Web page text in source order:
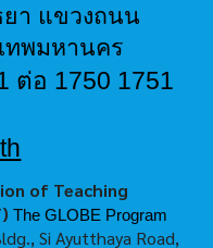
า แขวงถนน
ทพมหานคร
ต่อ 1750 1751
of Teaching
The GLOBE Program
Si Ayutthaya Road,